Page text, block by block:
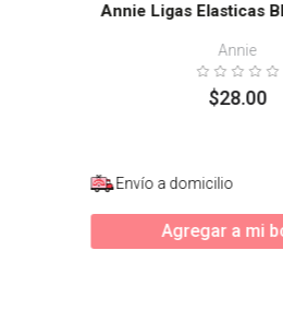
Annie Ligas Elasticas
Annie
$28.00
Envío a domicilio
Agregar a mi